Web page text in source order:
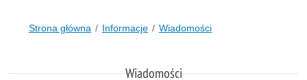
Strona główna Informacje Wiadomości
Wiadomości